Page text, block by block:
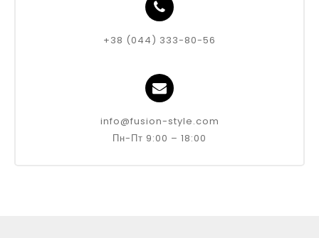
+38 (044) 333-80-56
info@fusion-style.com
Пн-Пт 9:00 – 18:00